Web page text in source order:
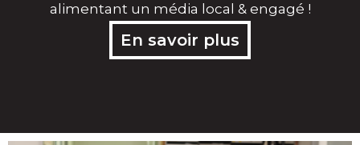
alimentant un média local & engagé !
En savoir plus